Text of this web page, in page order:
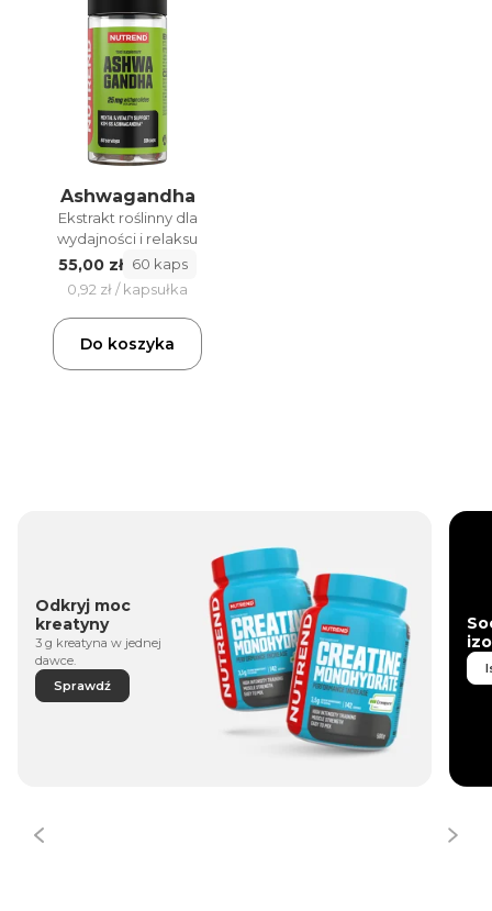
Ashwagandha
Ekstrakt roślinny dla
wydajności i relaksu
55,00 zł 60 kaps
0,92 zł / kapsułka
Do koszyka
Odkryj moc
kreatyny
3 g kreatyna w jednej
dawce.
Sprawdź